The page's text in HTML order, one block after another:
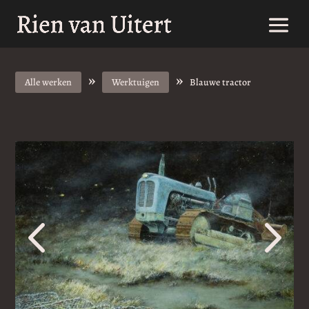
Alle werken » Werktuigen » Blauwe tractor
5
4